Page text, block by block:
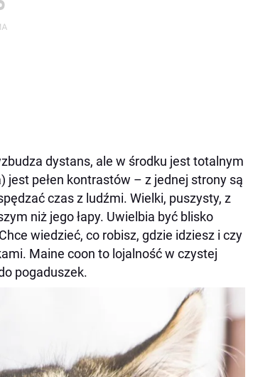
dystans, ale w środku jest totalnym
pełen kontrastów – z jednej strony są
czas z ludźmi. Wielki, puszysty, z
niż jego łapy. Uwielbia być blisko
wiedzieć, co robisz, gdzie idziesz i czy
Maine coon to lojalność w czystej
pogaduszek.